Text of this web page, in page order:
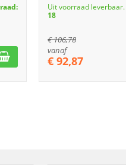
Uit voorraad leverbaar.
18
€106,78
vanaf
€ 92,87